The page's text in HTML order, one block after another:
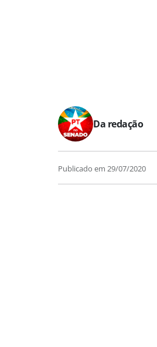
Da redação
Publicado em 29/07/2020